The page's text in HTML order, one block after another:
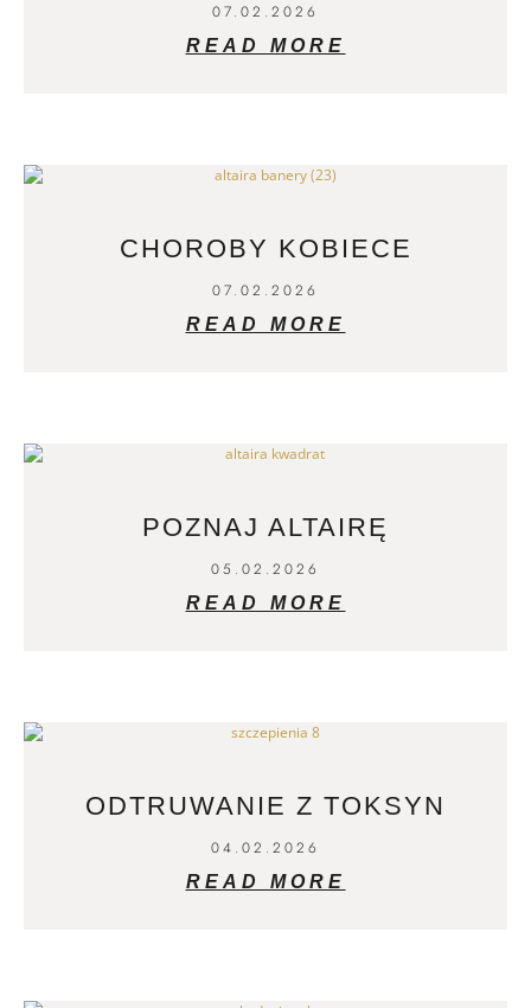
07.02.2026
READ MORE
CHOROBY KOBIECE
07.02.2026
READ MORE
POZNAJ ALTAIRĘ
05.02.2026
READ MORE
ODTRUWANIE Z TOKSYN
04.02.2026
READ MORE